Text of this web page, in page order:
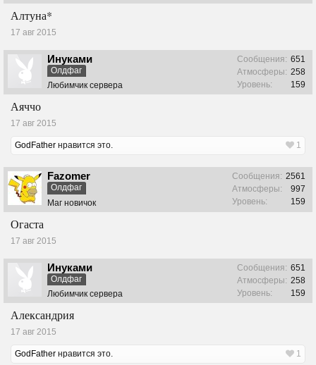
Алтуна*
17 авг 2015
Инуками
Олдфаг
Любимчик сервера
Сообщения: 651
Атмосферы: 258
Уровень:
159
Аяччо
17 авг 2015
GodFather нравится это. 1
Fazomer
Олдфаг
Маг новичок
Сообщения: 2561
Атмосферы:
997
Уровень:
159
Огаста
17 авг 2015
Инуками
Олдфаг
Любимчик сервера
Сообщения: 651
Атмосферы: 258
Уровень:
159
Александрия
17 авг 2015
GodFather нравится это. 1